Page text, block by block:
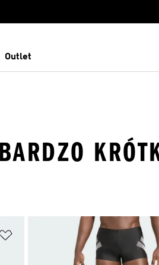
Outlet
Dodaj do listy życzeń